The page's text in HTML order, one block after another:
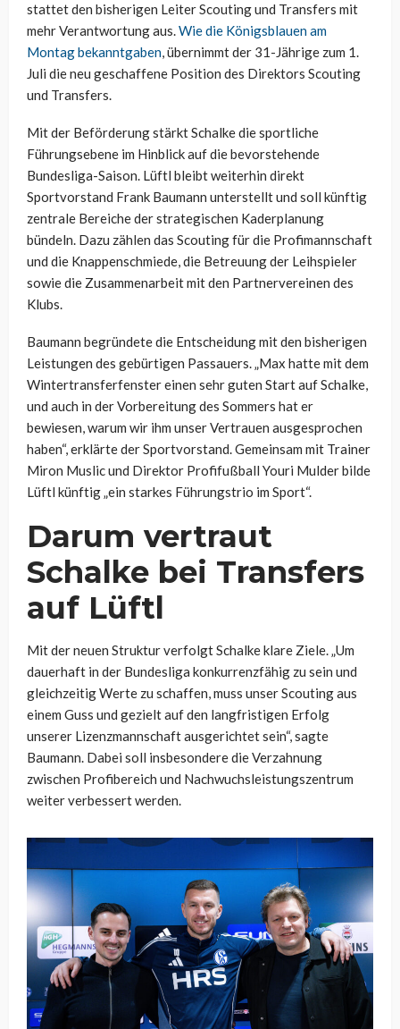
stattet den bisherigen Leiter Scouting und Transfers mit
mehr Verantwortung aus.Wie die Königsblauen am
Montag bekanntgaben, übernimmt der 31-Jährige zum 1.
Juli die neu geschaffene Position des Direktors Scouting
und Transfers.
Mit der Beförderung stärkt Schalke die sportliche
Führungsebene im Hinblick auf die bevorstehende
Bundesliga-Saison. Lüftl bleibt weiterhin direkt
Sportvorstand Frank Baumann unterstellt und soll künftig
zentrale Bereiche der strategischen Kaderplanung
bündeln. Dazu zählen das Scouting für die Profimannschaft
und die Knappenschmiede, die Betreuung der Leihspieler
sowie die Zusammenarbeit mit den Partnervereinen des
Klubs.
Baumann begründete die Entscheidung mit den bisherigen
Leistungen des gebürtigen Passauers. „Max hatte mit dem
Wintertransferfenster einen sehr guten Start auf Schalke,
und auch in der Vorbereitung des Sommers hat er
bewiesen, warum wir ihm unser Vertrauen ausgesprochen
haben“, erklärte der Sportvorstand. Gemeinsam mit Trainer
Miron Muslic und Direktor Profifußball Youri Mulder bilde
Lüftl künftig „ein starkes Führungstrio im Sport“.
Darum vertraut
Schalke bei Transfers
auf Lüftl
Mit der neuen Struktur verfolgt Schalke klare Ziele. „Um
dauerhaft in der Bundesliga konkurrenzfähig zu sein und
gleichzeitig Werte zu schaffen, muss unser Scouting aus
einem Guss und gezielt auf den langfristigen Erfolg
unserer Lizenzmannschaft ausgerichtet sein“, sagte
Baumann. Dabei soll insbesondere die Verzahnung
zwischen Profibereich und Nachwuchsleistungszentrum
weiter verbessert werden.